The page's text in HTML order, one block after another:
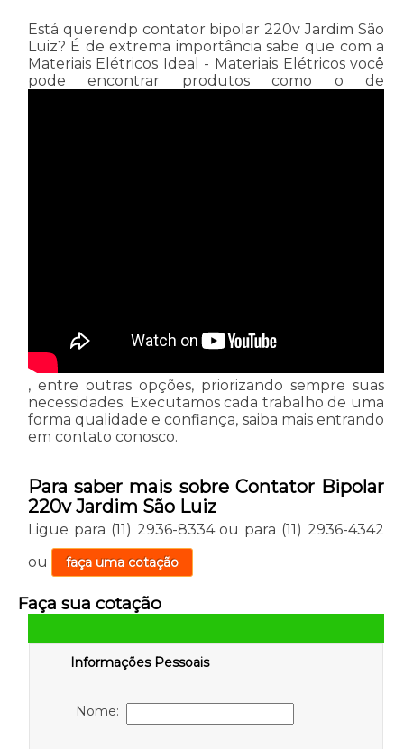
Está querendp contator bipolar 220v Jardim São
Luiz? É de extrema importância sabe que com a
Materiais Elétricos Ideal - Materiais Elétricos você
pode encontrar produtos como o de
, entre outras opções, priorizando sempre suas
necessidades. Executamos cada trabalho de uma
forma qualidade e confiança, saiba mais entrando
em contato conosco.
Para saber mais sobre Contator Bipolar
220v Jardim São Luiz
Ligue para (11) 2936-8334ou para (11) 2936-4342
ou
faça uma cotação
Faça sua cotação
Informações Pessoais
Nome: